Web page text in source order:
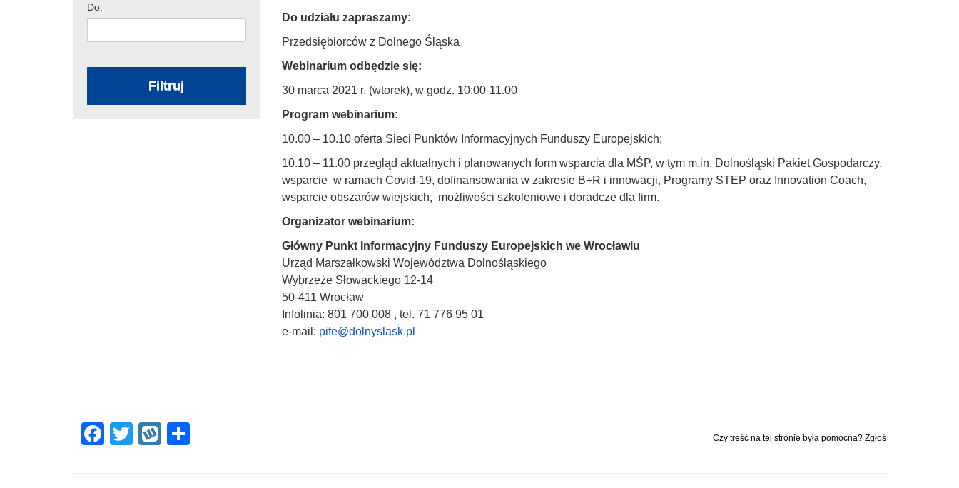
Do:
Filtruj
Do udziału zapraszamy:
Przedsiębiorców z Dolnego Śląska
Webinarium odbędzie się:
30 marca 2021 r. (wtorek), w godz. 10:00-11.00
Program webinarium:
10.00 – 10.10 oferta Sieci Punktów Informacyjnych Funduszy Europejskich;
10.10 – 11.00 przegląd aktualnych i planowanych form wsparcia dla MŚP, w tym m.in. Dolnośląski Pakiet Gospodarczy,
wsparcie w ramach Covid-19, dofinansowania w zakresie B+R i innowacji, Programy STEP oraz Innovation Coach,
wsparcie obszarów wiejskich, możliwości szkoleniowe i doradcze dla firm.
Organizator webinarium:
Główny Punkt Informacyjny Funduszy Europejskich we Wrocławiu
Urząd Marszałkowski Województwa Dolnośląskiego
Wybrzeże Słowackiego 12-14
50-411 Wrocław
Infolinia: 801 700 008 , tel. 71 776 95 01
e-mail: pife@dolnyslask.pl
F
T
W
Czy treść na tej stronie była pomocna? Zgłoś